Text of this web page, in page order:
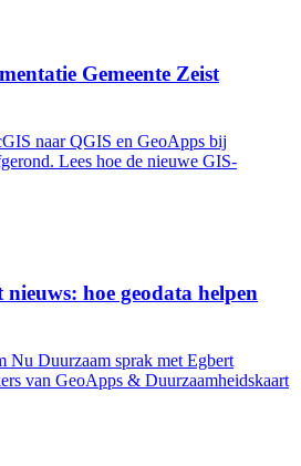
Gemeente Zeist
naar QGIS en GeoApps bij
Lees hoe de nieuwe GIS-
hoe geodata helpen
Nu Duurzaam sprak met Egbert
van GeoApps & Duurzaamheidskaart